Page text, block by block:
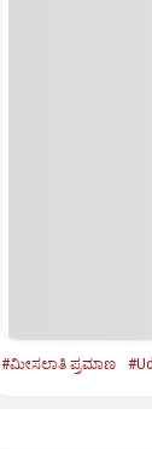
#ಮೀಸಲಾತಿ ಪ್ರಮಾಣ